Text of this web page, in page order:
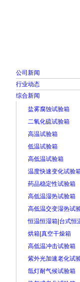
公司新闻
行业动态
综合新闻
盐雾腐蚀试验箱
二氧化硫试验箱
高温试验箱
低温试验箱
高低温试验箱
温度快速变化试验
药品稳定性试验箱
高低温湿热试验箱
高低温交变湿热试
恒温恒湿箱|台式恒
烘箱|真空干燥箱
高低温冲击试验箱
紫外光加速老化试
氙灯耐气候试验箱